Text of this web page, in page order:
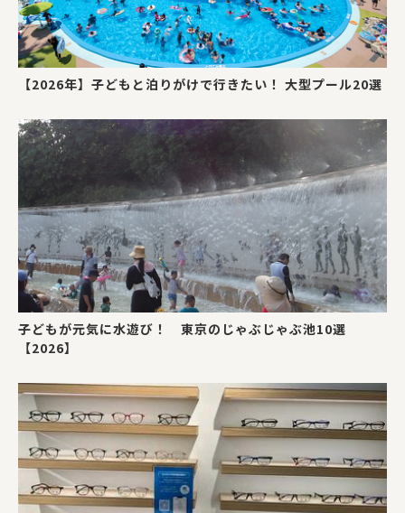
【2026年】子どもと泊りがけで行きたい！ 大型プール20選
子どもが元気に水遊び！ 東京のじゃぶじゃぶ池10選
【2026】